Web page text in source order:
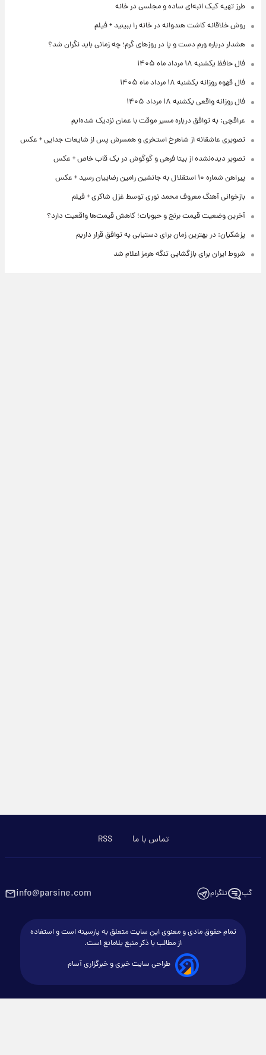
طرز تهیه کیک انبه‌ای ساده و مجلسی در خانه
روش خلاقانه کاشت هندوانه در خانه را ببینید + فیلم
هشدار درباره ورم دست و پا در روزهای گرم؛ چه زمانی باید نگران شد؟
فال حافظ یکشنبه ۱۸ مرداد ماه ۱۴۰۵
فال قهوه روزانه یکشنبه ۱۸ مرداد ماه ۱۴۰۵
فال روزانه واقعی یکشنبه ۱۸ مرداد ۱۴۰۵
عراقچی: به توافق درباره مسیر موقت با عمان نزدیک شده‌ایم
تصویری عاشقانه از شاهرخ استخری و همسرش پس از شایعات جدایی + عکس
تصویر دیده‌نشده از بیتا فرهی و گوگوش در یک قاب خاص + عکس
پیراهن شماره ۱۰ استقلال به جانشین رامین رضاییان رسید + عکس
بازخوانی آهنگ معروف محمد نوری توسط غزل شاکری + فیلم
آخرین وضعیت قیمت برنج و حبوبات؛ کاهش قیمت‌ها واقعیت دارد؟
پزشکیان: در بهترین زمان برای دستیابی به توافق قرار داریم
شروط ایران برای بازگشایی تنگه هرمز اعلام شد
تماس با ما RSS
گپ تلگرام info@parsine.com
تمام حقوق مادی و معنوی این سایت متعلق به پارسینه است و استفاده
از مطالب با ذکر منبع بلامانع است.
طراحی سایت خبری و خبرگزاری آسام